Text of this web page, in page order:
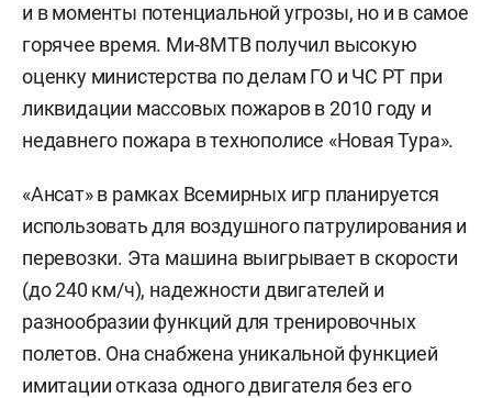
и в моменты потенциальной угрозы, но и в самое
горячее время. Ми-8МТВ получил высокую
оценку министерства по делам ГО и ЧС РТ при
ликвидации массовых пожаров в 2010 году и
недавнего пожара в технополисе «Новая Тура».
«Ансат» в рамках Всемирных игр планируется
использовать для воздушного патрулирования и
перевозки. Эта машина выигрывает в скорости
(до 240 км/ч), надежности двигателей и
разнообразии функций для тренировочных
полетов. Она снабжена уникальной функцией
имитации отказа одного двигателя без его